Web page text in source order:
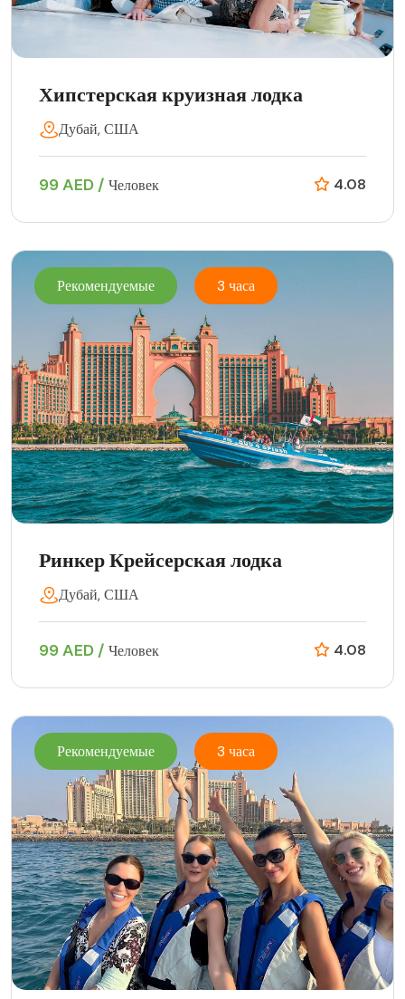
Хипстерская круизная лодка
Дубай, США
99 AED / Человек 4.08
Рекомендуемые 3 часа
Ринкер Крейсерская лодка
Дубай, США
99 AED / Человек 4.08
Рекомендуемые 3 часа